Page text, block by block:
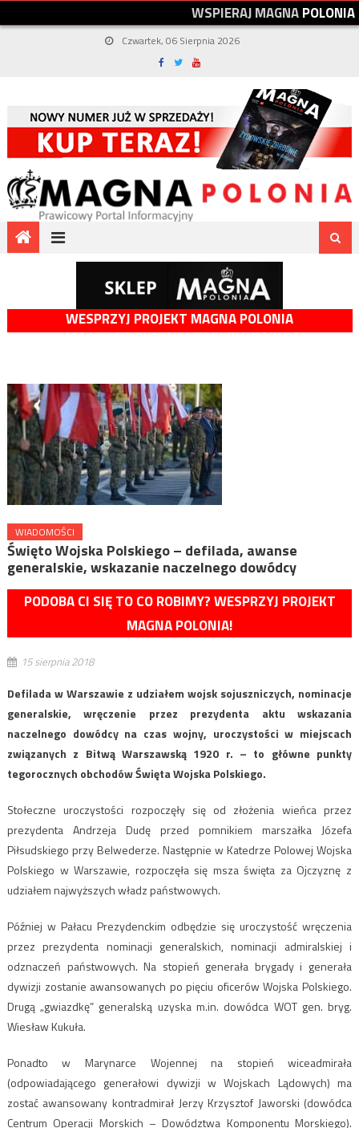
WSPIERAJMAGNAPOLONIA
Czwartek, 06 Sierpnia 2026
WESPRZYJ PROJEKT MAGNA POLONIA
WIADOMOŚCI
Święto Wojska Polskiego – defilada, awanse
generalskie, wskazanie naczelnego dowódcy
PODOBA CI SIĘ TO CO ROBIMY? WESPRZYJ PROJEKT
MAGNA POLONIA!
15 sierpnia 2018
Defilada w Warszawie z udziałem wojsk sojuszniczych, nominacje
generalskie, wręczenie przez prezydenta aktu wskazania
naczelnego dowódcy na czas wojny, uroczystości w miejscach
związanych z Bitwą Warszawską 1920 r. – to główne punkty
tegorocznych obchodów Święta Wojska Polskiego.
Stołeczne uroczystości rozpoczęły się od złożenia wieńca przez
prezydenta Andrzeja Dudę przed pomnikiem marszałka Józefa
Piłsudskiego przy Belwederze. Następnie w Katedrze Polowej Wojska
Polskiego w Warszawie, rozpoczęła się msza święta za Ojczyznę z
udziałem najwyższych władz państwowych.
Później w Pałacu Prezydenckim odbędzie się uroczystość wręczenia
przez prezydenta nominacji generalskich, nominacji admiralskiej i
odznaczeń państwowych. Na stopień generała brygady i generała
dywizji zostanie awansowanych po pięciu oficerów Wojska Polskiego.
Drugą „gwiazdkę” generalską uzyska m.in. dowódca WOT gen. bryg.
Wiesław Kukuła.
Ponadto w Marynarce Wojennej na stopień wiceadmirała
(odpowiadającego generałowi dywizji w Wojskach Lądowych) ma
zostać awansowany kontradmirał Jerzy Krzysztof Jaworski (dowódca
Centrum Operacji Morskich – Dowództwa Komponentu Morskiego).